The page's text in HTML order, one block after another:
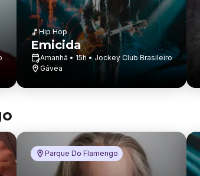
Hip Hop
Emicida
Amanhã • 15h • Jockey Club Brasileiro
Gávea
Parque Do Flamengo